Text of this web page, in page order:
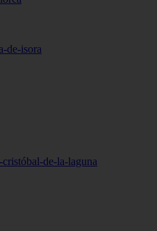
de-isora
de-la-laguna